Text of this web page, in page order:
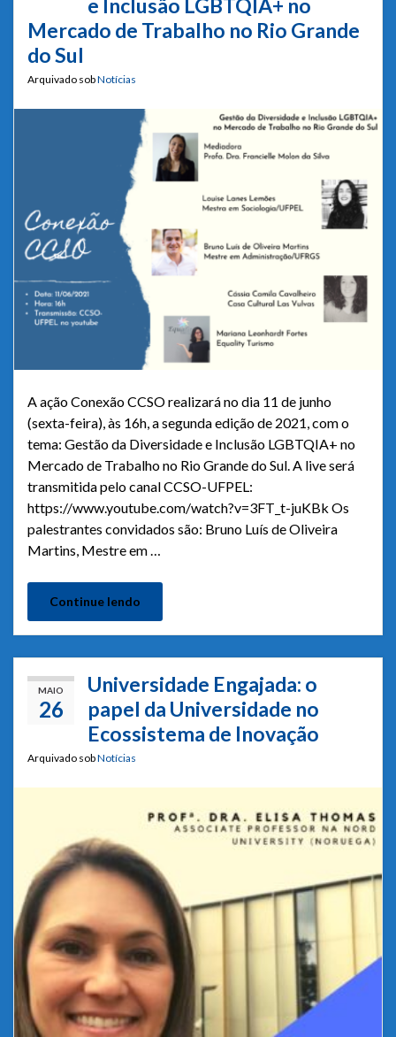
e Inclusão LGBTQIA+ no
Mercado de Trabalho no Rio Grande
do Sul
Arquivado sobNotícias
A ação Conexão CCSO realizará no dia 11 de junho
(sexta-feira), às 16h, a segunda edição de 2021, com o
tema: Gestão da Diversidade e Inclusão LGBTQIA+ no
Mercado de Trabalho no Rio Grande do Sul. A live será
transmitida pelo canal CCSO-UFPEL:
https://www.youtube.com/watch?v=3FT_t-juKBk Os
palestrantes convidados são: Bruno Luís de Oliveira
Martins, Mestre em …
Continue lendo
MAIO
26
Universidade Engajada: o
papel da Universidade no
Ecossistema de Inovação
Arquivado sobNotícias